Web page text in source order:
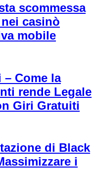
scommessa
casinò
mobile
Come la
rende Legale
Giri Gratuiti
di Black
i